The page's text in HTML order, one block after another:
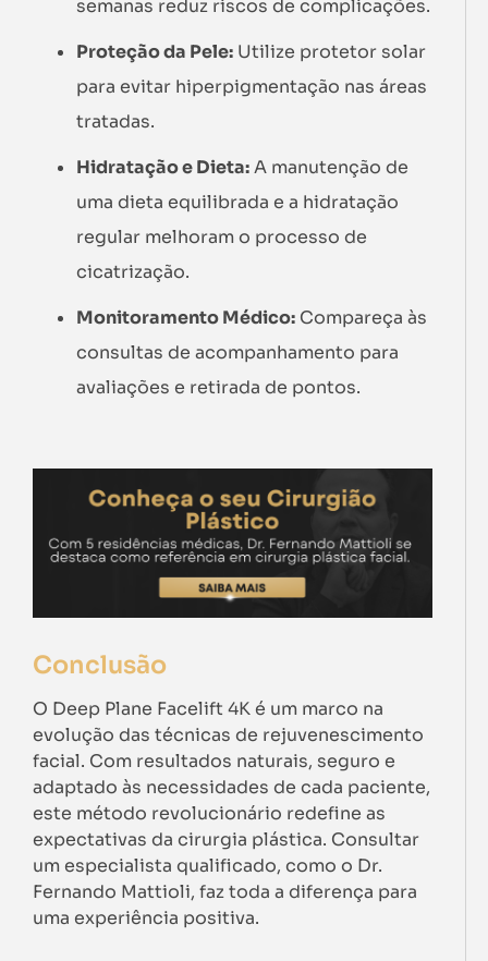
semanas reduz riscos de complicações.
Proteção da Pele: Utilize protetor solar
para evitar hiperpigmentação nas áreas
tratadas.
Hidratação e Dieta:A manutenção de
uma dieta equilibrada e a hidratação
regular melhoram o processo de
cicatrização.
Monitoramento Médico: Compareça às
consultas de acompanhamento para
avaliações e retirada de pontos.
Conclusão
O Deep Plane Facelift 4K é um marco na
evolução das técnicas de rejuvenescimento
facial. Com resultados naturais, seguro e
adaptado às necessidades de cada paciente,
este método revolucionário redefine as
expectativas da cirurgia plástica. Consultar
um especialista qualificado, como o Dr.
Fernando Mattioli, faz toda a diferença para
uma experiência positiva.